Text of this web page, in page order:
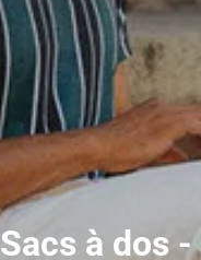
Sacs à dos